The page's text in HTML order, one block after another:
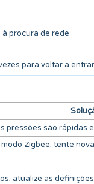
procura de rede
para voltar a
pressões são rápidas
Zigbee; tente
atualize as